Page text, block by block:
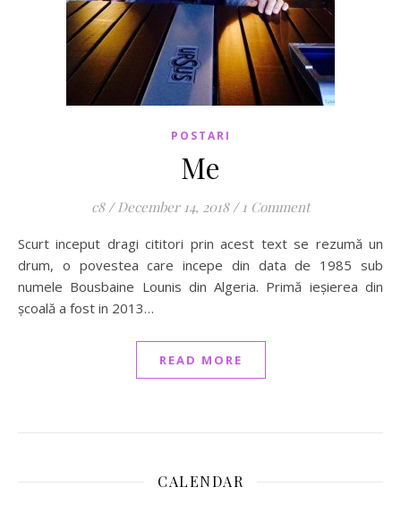
POSTARI
Me
c8 / December 14, 2018 / 1 Comment
Scurt inceput dragi cititori prin acest text se rezumă un
drum, o povestea care incepe din data de 1985 sub
numele Bousbaine Lounis din Algeria. Primă ieșierea din
școală a fost in 2013…
READ MORE
CALENDAR